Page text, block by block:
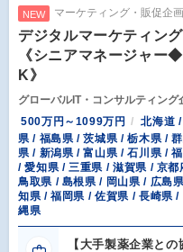
NEW マーケティング・販促企画
デジタルマーケティン
《シニアマネージャー
K》
グローバルIT・コンサルティング
500万円～1099万円
北海道
県 / 福島県 / 茨城県 / 栃木県 /
県 / 新潟県 / 富山県 / 石川県 /
/ 愛知県 / 三重県 / 滋賀県 / 京
鳥取県 / 島根県 / 岡山県 / 広島
知県 / 福岡県 / 佐賀県 / 長崎県
縄県
【大手製薬企業と